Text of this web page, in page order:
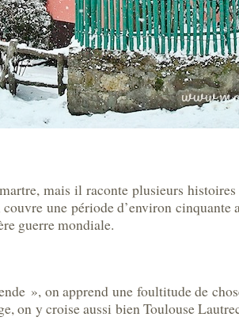
mais il raconte plusieurs
une période d’environ cinquante
guerre mondiale.
», on apprend une foultitude de
on y croise aussi bien Toulouse